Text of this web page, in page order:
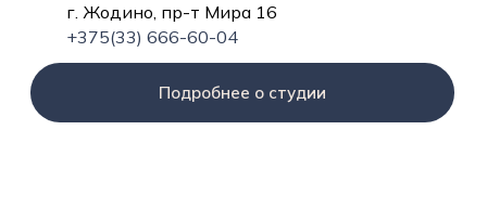
г. Жодино, пр-т Мира 16
+375(33) 666-60-04
Подробнее о студии